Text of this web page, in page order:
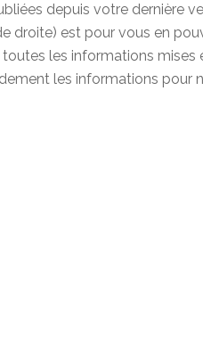
depuis votre dernière
droite) est pour vous en
les informations mises
les informations pour